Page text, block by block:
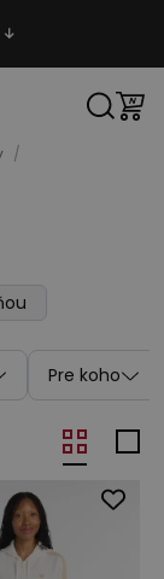
↓
/
Pre koho